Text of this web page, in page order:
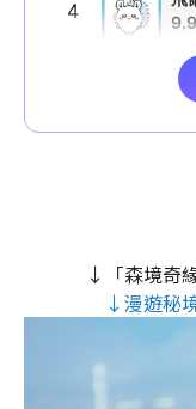
↓「森境奇
↓漫遊秘